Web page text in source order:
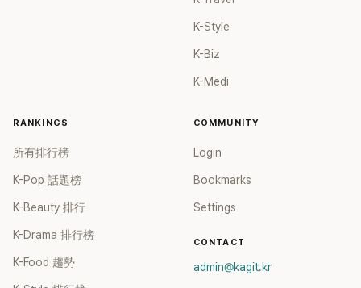
K-Style
K-Biz
K-Medi
RANKINGS
所有排行榜
K-Pop 話題榜
K-Beauty 排行
K-Drama 排行榜
K-Food 趨勢
COMMUNITY
Login
Bookmarks
Settings
CONTACT
admin@kagit.kr